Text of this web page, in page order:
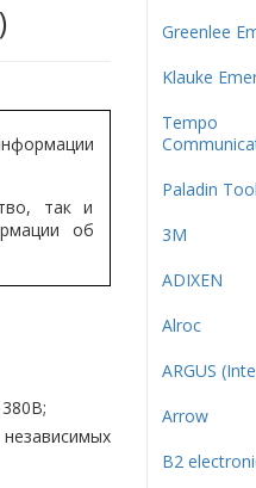
так и
об
Greenlee
Klauke
Tempo
Paladin
3М
ADIXEN
Alroc
ARGUS
Arrow
B2